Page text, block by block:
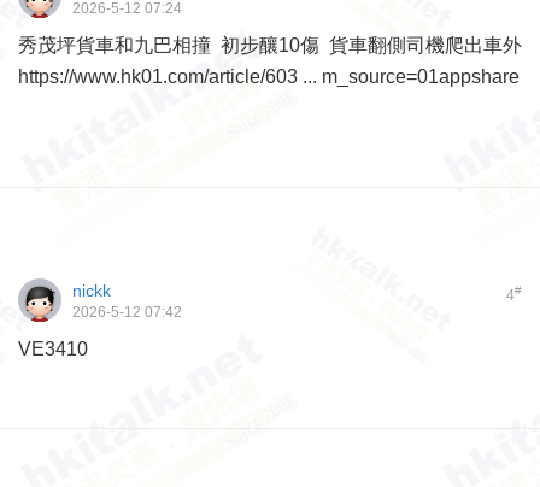
2026-5-12 07:24
秀茂坪貨車和九巴相撞‎ 初步釀10傷‎ 貨車翻側司機爬出車外
https://www.hk01.com/article/603 ... m_source=01appshare
4#
nickk
2026-5-12 07:42
VE3410